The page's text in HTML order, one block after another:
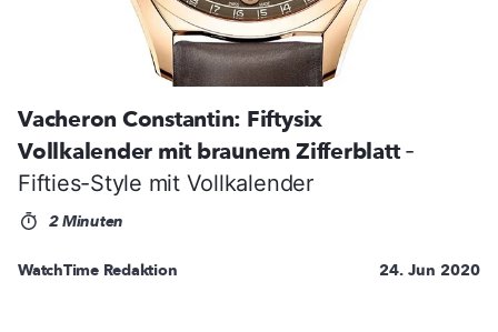
Vacheron Constantin: Fiftysix
Vollkalender mit braunem Zifferblatt-
Fifties-Style mit Vollkalender
2 Minuten
WatchTime Redaktion 24. Jun 2020